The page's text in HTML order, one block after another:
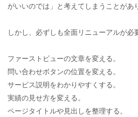
がいいのでは」と考えてしまうことがあ
しかし、必ずしも全面リニューアルが必
ファーストビューの文章を変える。
問い合わせボタンの位置を変える。
サービス説明をわかりやすくする。
実績の見せ方を変える。
ページタイトルや見出しを整理する。